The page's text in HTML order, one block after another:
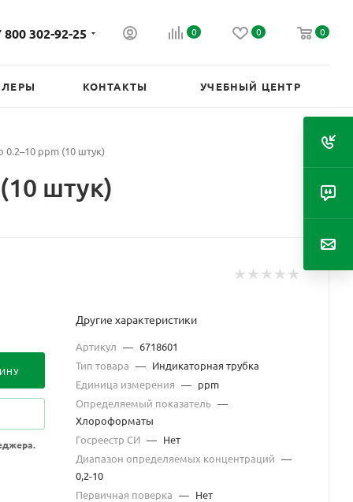
800 302-92-25 0 0 0
КОНТАКТЫ УЧЕБНЫЙ ЦЕНТР
ppm (10 штук)
штук)
Другие характеристики
Артикул — 6718601
Тип товара — Индикаторная трубка
Единица измерения — ppm
Определяемый показатель —
Хлороформаты
Госреестр СИ — Нет
Диапазон определяемых концентраций —
0,2-10
Первичная поверка — Нет